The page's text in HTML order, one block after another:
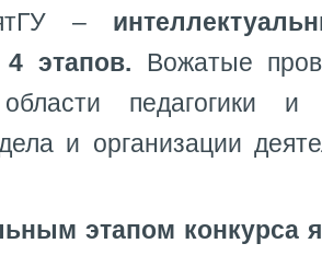
–
4 этапов. Вожатые
педагогики и
и организации
этапом конкурса